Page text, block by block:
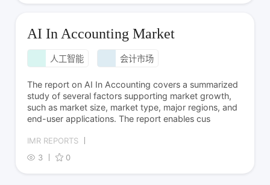
AI In Accounting Market
人工智能 会计市场
The report on AI In Accounting covers a summarized
study of several factors supporting market growth,
such as market size, market type, major regions, and
end-user applications. The report enables cus
IMR REPORTS
3
0